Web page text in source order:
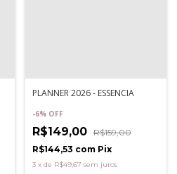
PLANNER 2026 - ESSENCIA
-6% OFF
R$149,00 R$159,00
R$144,53 com Pix
3 x de R$49,67 sem juros